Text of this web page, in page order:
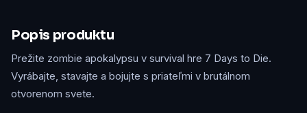
Popis produktu
Prežite zombie apokalypsu v survival hre 7 Days to Die.
Vyrábajte, stavajte a bojujte s priateľmi v brutálnom
otvorenom svete.